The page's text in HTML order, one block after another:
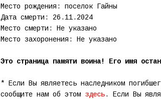
Место рождения: поселок Гайны
Дата смерти: 26.11.2024
Место смерти: Не указано
Место захоронения: Не указано
Это страница памяти воина! Его имя
* Если Вы являетесь наследником
сообщите нам об этом здесь. Если Вы